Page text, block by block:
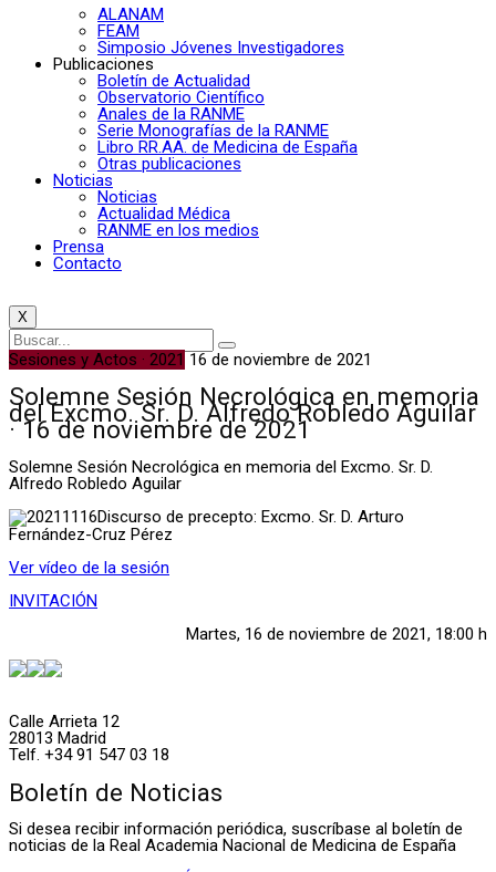
ALANAM
FEAM
Simposio Jóvenes Investigadores
Publicaciones
Boletín de Actualidad
Observatorio Científico
Anales de la RANME
Serie Monografías de la RANME
Libro RR.AA. de Medicina de España
Otras publicaciones
Noticias
Noticias
Actualidad Médica
RANME en los medios
Prensa
Contacto
X
Sesiones y Actos · 2021 16 de noviembre de 2021
Solemne Sesión Necrológica en memoria
del Excmo. Sr. D. Alfredo Robledo Aguilar
· 16 de noviembre de 2021
Solemne Sesión Necrológica en memoria del Excmo. Sr. D.
Alfredo Robledo Aguilar
Discurso de precepto: Excmo. Sr. D. Arturo
Fernández-Cruz Pérez
Ver vídeo de la sesión
INVITACIÓN
Martes, 16 de noviembre de 2021, 18:00 h
Calle Arrieta 12
28013 Madrid
Telf. +34 91 547 03 18
Boletín de Noticias
Si desea recibir información periódica, suscríbase al boletín de
noticias de la Real Academia Nacional de Medicina de España